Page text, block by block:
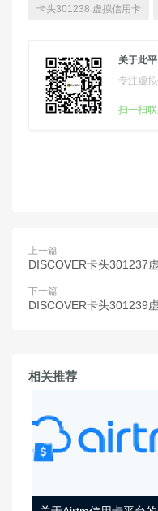
卡头301238 虚拟信用卡
关于此
专注虚
扫一扫
上一篇
DISCOVER卡头301237
下一篇
DISCOVER卡头301239
相关推荐